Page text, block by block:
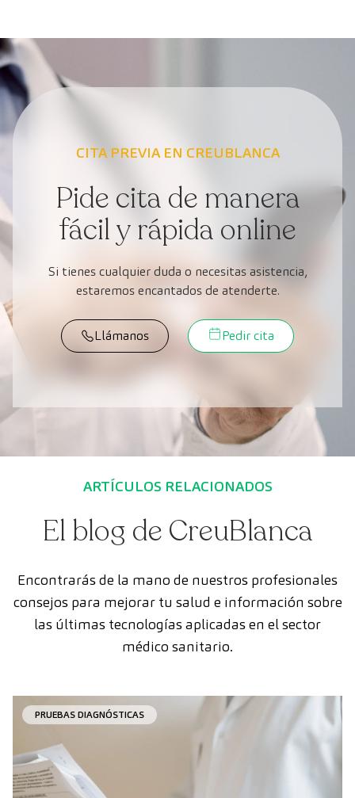
CITA PREVIA EN CREUBLANCA
Pide cita de manera
fácil y rápida online
Si tienes cualquier duda o necesitas asistencia,
estaremos encantados de atenderte.
Llámanos Pedir cita
ARTÍCULOS RELACIONADOS
El blog de CreuBlanca
Encontrarás de la mano de nuestros profesionales
consejos para mejorar tu salud e información sobre
las últimas tecnologías aplicadas en el sector
médico sanitario.
PRUEBAS DIAGNÓSTICAS